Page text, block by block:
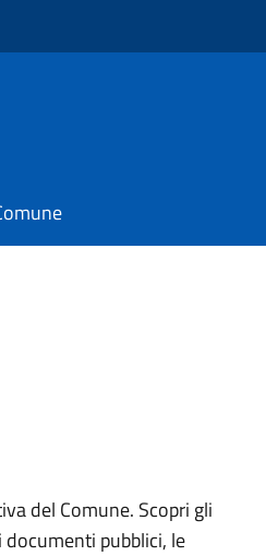
del Comune. Scopri gli
pubblici, le